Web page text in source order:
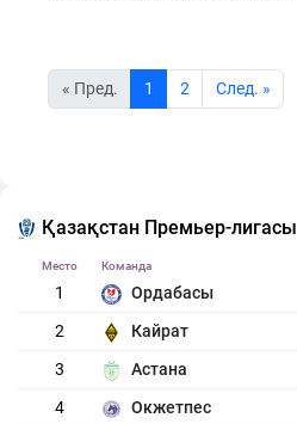
« Пред. 1 2 Cлед. »
Қазақстан Премьер-лигасы
Место Команда
1 Ордабасы
2
Кайрат
3
Астана
4
Окжетпес